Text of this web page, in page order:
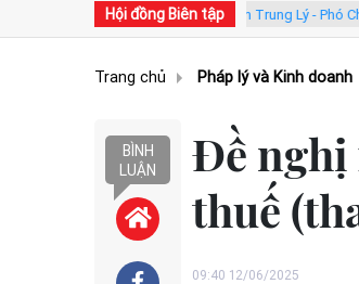
Hội đồng Biên tập
GS.TS. Phan Trung Lý - Phó Chủ tịch Hội
Trang chủ Pháp lý và Kinh doanh
BÌNH
LUẬN
Đề nghị
thuế
09:40 12/06/2025